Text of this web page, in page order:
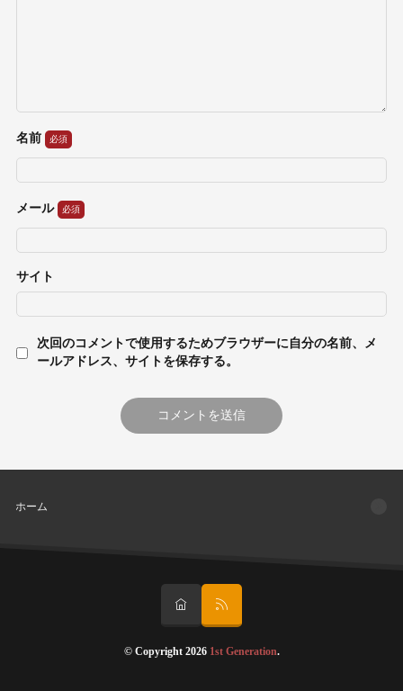
名前
メール
サイト
次回のコメントで使用するためブラウザーに自分の名前、メ
ールアドレス、サイトを保存する。
ホーム
© Copyright 2026 1st Generation.